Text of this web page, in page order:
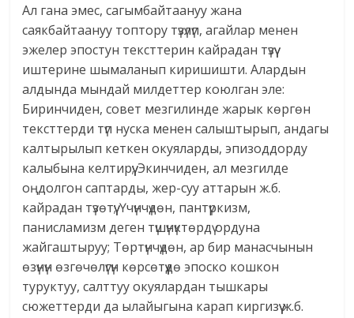
Ал гана эмес, сагымбайтаануу жана
саякбайтаануу топтору түзүлүп, агайлар менен
эжелер эпос­тун тексттерин кайрадан түзүү
иштерине шымаланып киришишти. Алардын
алдында мындай милдеттер коюлган эле:
Биринчиден, совет мезгилинде жарык көргөн
тексттерди түп нуска менен салыштырып, андагы
калтырылып кеткен окуяларды, эпизоддорду
калыбына келтирүү; Экинчиден, ал мезгилде
оңдолгон саптарды, жер-суу аттарын ж.б.
кайрадан түзөтүү; Үчүнчүдөн, пантүркизм,
панисламизм деген түшүнүктөрдү ордуна
жайгаштыруу; Төртүнчүдөн, ар бир манасчынын
өзүнүн өзгөчөлүгүн көрсөтүүдө эпоско кошкон
туруктуу, салттуу окуялардан тышкары
сюжеттерди да ылайыгына карап киргизүү ж.б.